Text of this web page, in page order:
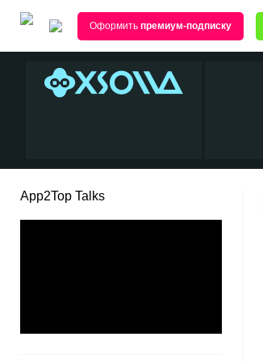
Оформить премиум-подписку
App2Top Talks